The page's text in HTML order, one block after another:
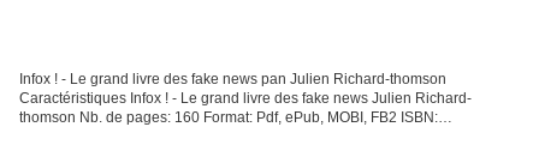
Infox ! - Le grand livre des fake news pan Julien Richard-thomson
Caractéristiques Infox ! - Le grand livre des fake news Julien Richard-
thomson Nb. de pages: 160 Format: Pdf, ePub, MOBI, FB2 ISBN: